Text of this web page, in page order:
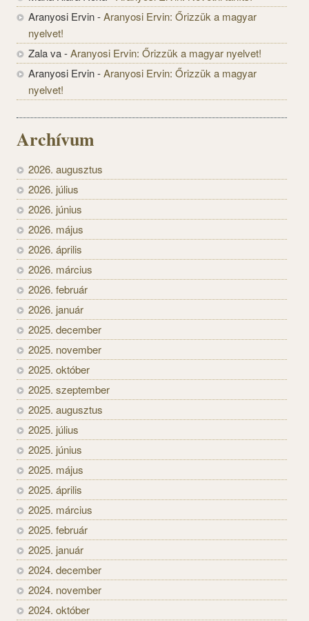
Aranyosi Ervin-Aranyosi Ervin: Őrizzük a magyar
nyelvet!
Zala va-Aranyosi Ervin: Őrizzük a magyar nyelvet!
Aranyosi Ervin-Aranyosi Ervin: Őrizzük a magyar
nyelvet!
Archívum
2026. augusztus
2026. július
2026. június
2026. május
2026. április
2026. március
2026. február
2026. január
2025. december
2025. november
2025. október
2025. szeptember
2025. augusztus
2025. július
2025. június
2025. május
2025. április
2025. március
2025. február
2025. január
2024. december
2024. november
2024. október